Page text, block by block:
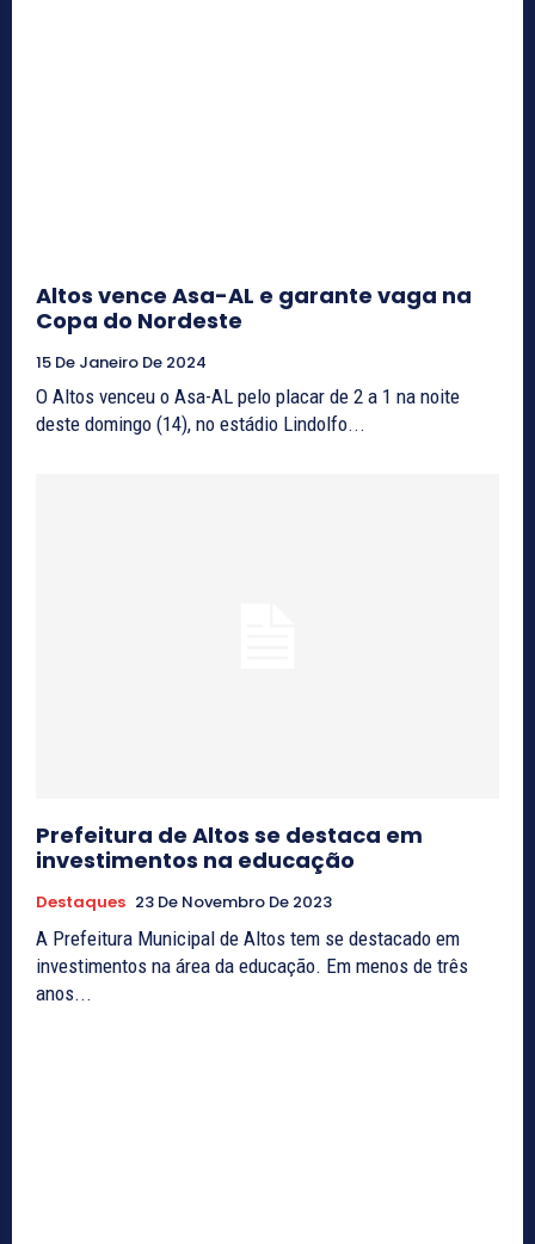
Altos vence Asa-AL e garante vaga na
Copa do Nordeste
15 De Janeiro De 2024
O Altos venceu o Asa-AL pelo placar de 2 a 1 na noite
deste domingo (14), no estádio Lindolfo...
Prefeitura de Altos se destaca em
investimentos na educação
Destaques 23 De Novembro De 2023
A Prefeitura Municipal de Altos tem se destacado em
investimentos na área da educação. Em menos de três
anos...